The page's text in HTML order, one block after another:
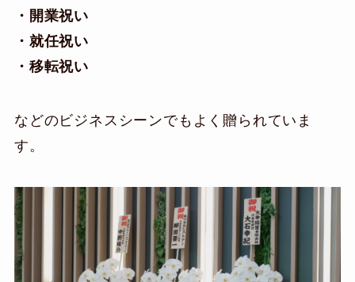
・開業祝い
・就任祝い
・移転祝い
などのビジネスシーンでもよく贈られていま
す。